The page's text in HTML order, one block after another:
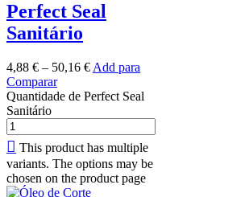
Perfect Seal
Sanitário
4,88 € – 50,16 € Add para
Comparar
Quantidade de Perfect Seal
Sanitário
This product has multiple
variants. The options may be
chosen on the product page